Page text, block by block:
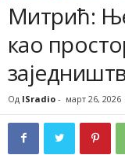
Митрић:
као
Од ISradio - март 26, 2026